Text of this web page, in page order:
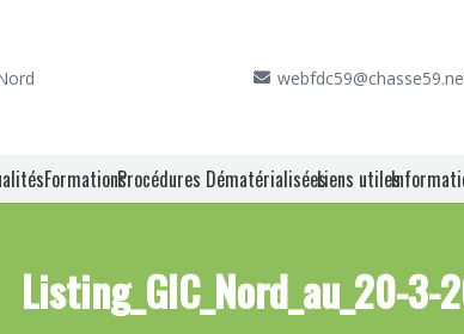
FormationsProcédures DématérialiséesLiens utiles
Listing_GIC_Nord_au_20-3-